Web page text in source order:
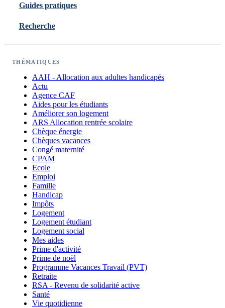
Guides pratiques
Recherche
THÉMATIQUES
AAH - Allocation aux adultes handicapés
Actu
Agence CAF
Aides pour les étudiants
Améliorer son logement
ARS Allocation rentrée scolaire
Chèque énergie
Chèques vacances
Congé maternité
CPAM
Ecole
Emploi
Famille
Handicap
Impôts
Logement
Logement étudiant
Logement social
Mes aides
Prime d'activité
Prime de noël
Programme Vacances Travail (PVT)
Retraite
RSA - Revenu de solidarité active
Santé
Vie quotidienne